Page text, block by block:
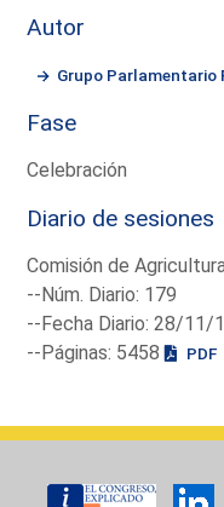
Autor
Grupo Parlamentario
Fase
Celebración
Diario de sesiones
Comisión de
--Núm. Diario: 179
--Fecha Diario: 28/11/
--Páginas: 5458
PDF